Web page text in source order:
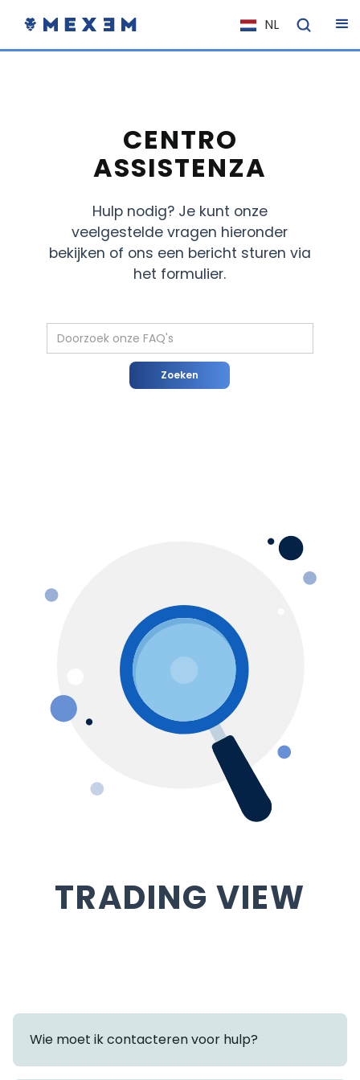
NL
EN
PL
HU
CS
CENTRO
ASSISTENZA
Hulp nodig? Je kunt onze
veelgestelde vragen hieronder
bekijken of ons een bericht sturen via
het formulier.
TRADING VIEW
Wie moet ik contacteren voor hulp?